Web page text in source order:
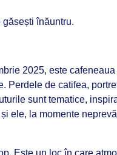
înăuntru.
2025, este
Perdele de catifea,
sunt tematice,
ele, la momente
Este un loc în care